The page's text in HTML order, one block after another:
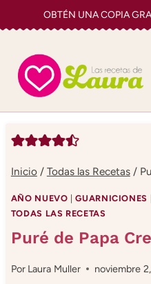
al
contenido
OBTÉN UNA COPIA
Inicio / Todas las Recetas /
AÑO NUEVO |GUARNICIONES
TODAS LAS RECETAS
Puré de Papa
Por Laura Muller noviembre